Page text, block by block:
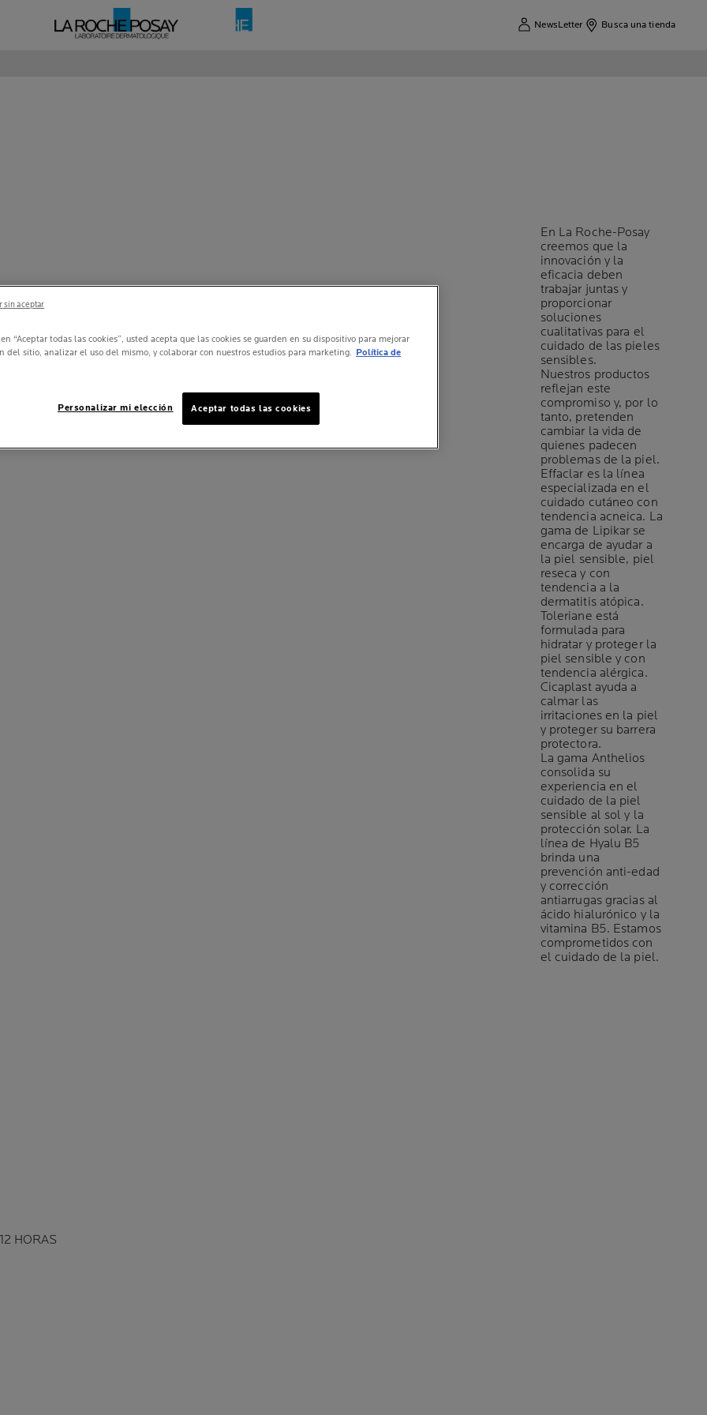
NewsLetter Busca una tienda
En La Roche-Posay
creemos que la
innovación y la
eficacia deben
trabajar juntas y
proporcionar
soluciones
cualitativas para el
cuidado de las pieles
sensibles.
Nuestros productos
reflejan este
compromiso y, por lo
tanto, pretenden
cambiar la vida de
quienes padecen
problemas de la piel.
Effaclar es la línea
especializada en el
cuidado cutáneo con
tendencia acneica. La
gama de Lipikar se
encarga de ayudar a
la piel sensible, piel
reseca y con
tendencia a la
dermatitis atópica.
Toleriane está
formulada para
hidratar y proteger la
piel sensible y con
tendencia alérgica.
Cicaplast ayuda a
calmar las
irritaciones en la piel
y proteger su barrera
protectora.
La gama Anthelios
consolida su
experiencia en el
cuidado de la piel
sensible al sol y la
protección solar. La
línea de Hyalu B5
brinda una
prevención anti-edad
y corrección
antiarrugas gracias al
ácido hialurónico y la
vitamina B5. Estamos
comprometidos con
el cuidado de la piel.
HORAS
“Aceptar todas las cookies”, usted acepta que las cookies se guarden en su dispositivo para mejorar
del sitio, analizar el uso del mismo, y colaborar con nuestros estudios para marketing. Política de
Aceptar todas las cookies
Personalizar mi elección
sin aceptar